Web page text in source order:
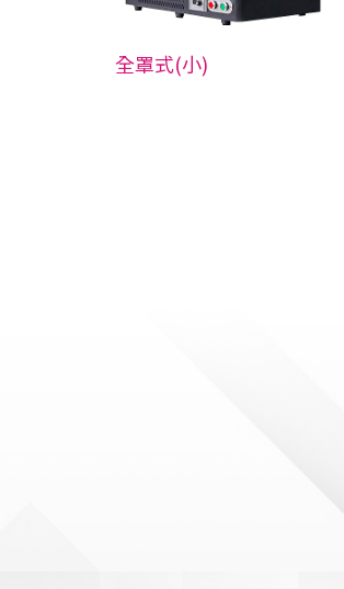
全罩式(小)